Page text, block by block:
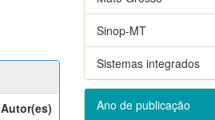
Autor(es)
Sinop-MT
Sistemas integrados
Ano de publicação